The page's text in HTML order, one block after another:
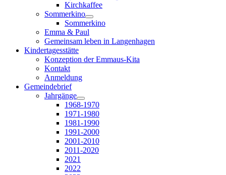
Kirchkaffee
Sommerkino
Sommerkino
Emma & Paul
Gemeinsam leben in Langenhagen
Kindertagesstätte
Konzeption der Emmaus-Kita
Kontakt
Anmeldung
Gemeindebrief
Jahrgänge
1968-1970
1971-1980
1981-1990
1991-2000
2001-2010
2011-2020
2021
2022